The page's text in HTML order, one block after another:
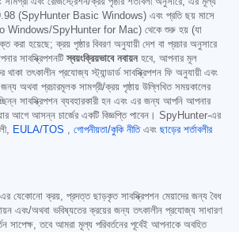
(SpyHunter Basic Windows) এবং প্রতি ছয় মাসে
Windows/SpyHunter for Mac) থেকে শুরু হয় (যা
করা হয়েছে; ক্রয় পৃষ্ঠার বিবরণ অনুযায়ী দেশ বা প্রচার অনুসারে
সাবস্ক্রিপশনটিস্বয়ংক্রিয়ভাবে নবায়নহবে, আপনার মূল
থাকা তৎকালীন প্রযোজ্য স্ট্যান্ডার্ড সাবস্ক্রিপশন ফি অনুযায়ী এবং
অথবা প্রচারমূলক সামগ্রী/ক্রয় পৃষ্ঠায় উল্লিখিত সময়কালের
সাবস্ক্রিপশন ব্যবহারকারী হন এবং এর জন্য আপনি আপনার
আগে আসন্ন চার্জের একটি বিজ্ঞপ্তি পাবেন। SpyHunter-এর
EULA/TOS গোপনীয়তা/কুকি নীতিএবং ছাড়ের শর্তাবলীর
ক্রয়, প্রদত্ত ছাড়কৃত সাবস্ক্রিপশন মেয়াদের জন্য বৈধ
এবং/অথবা ভবিষ্যতের ক্রয়ের জন্য তৎকালীন প্রযোজ্য সাধারণ
সাপেক্ষ, তবে আমরা মূল্য পরিবর্তনের পূর্বেই আপনাকে অবহিত